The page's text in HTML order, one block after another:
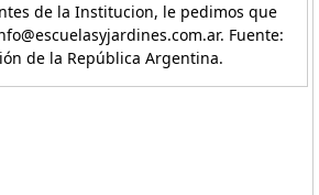
de la Institucion, le pedimos que
Fuente:
de la República Argentina.